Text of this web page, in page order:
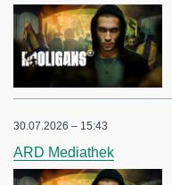
30.07.2026 – 15:43
ARD Mediathek